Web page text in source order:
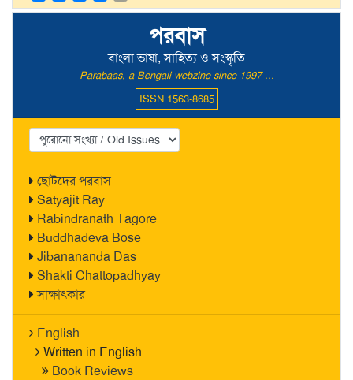
পরবাস
বাংলা ভাষা, সাহিত্য ও সংস্কৃতি
Parabaas, a Bengali webzine since 1997 ...
ISSN 1563-8685
ছোটদের পরবাস
Satyajit Ray
Rabindranath Tagore
Buddhadeva Bose
Jibanananda Das
Shakti Chattopadhyay
সাক্ষাৎকার
English
Written in English
Book Reviews